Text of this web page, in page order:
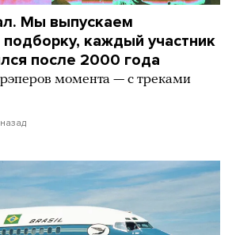
Мы выпускаем
каждый участник
после 2000 года
момента — с треками